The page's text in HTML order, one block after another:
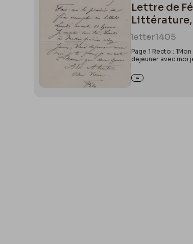
Lettre de
Littérature,
letter1405
Page 1 Recto :
dejeuner avec moi